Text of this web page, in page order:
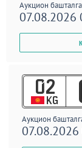
Аукцион
07.08.2026
02
KG
Аукцион
07.08.2026